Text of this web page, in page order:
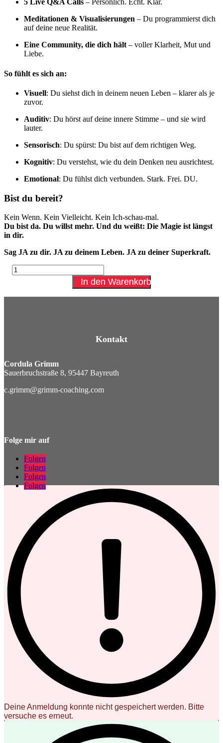
5 Live Q&A Calls – Persönlich. Echt. Klar.
Meditationen & Visualisierungen – Du programmierst dich
auf deine neue Realität.
Eine Community, die dich hält – voller Klarheit, Mut und
Liebe.
So fühlt es sich an:
Visuell: Du siehst dich in deinem neuen Leben – klarer als je
zuvor.
Auditiv: Du hörst auf deine innere Stimme – und sie wird
lauter.
Sensorisch: Du spürst: Du bist auf dem richtigen Weg.
Kognitiv: Du verstehst, wie du dein Denken neu ausrichtest.
Emotional: Du fühlst dich verbunden. Stark. Frei. DU.
Bist du bereit?
Kein Wenn. Kein Vielleicht. Kein Ich-schau-mal.
Du bist da. Du willst mehr. Und du weißt: Die Magie ist längst
in dir.
Sag JA zu dir. JA zu deinem Leben. JA zu deiner Superkraft.
Magic
in
Mind
Menge
In den Warenkorb
Kontakt
Cordula Grimm
Sauerbruchstraße 8, 95447 Bayreuth
c.grimm@grimm-coaching.com
Folge mir auf
Folgen
Folgen
Folgen
Folgen
Deine Anmeldung konnte nicht gespeichert werden. Bitte
versuche es erneut.